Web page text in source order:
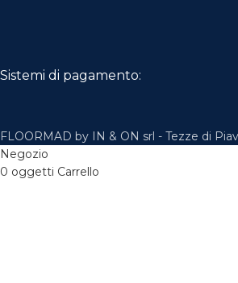
Sistemi di pagamento:
FLOORMAD by IN & ON srl - Tezze di
Negozio
0 oggetti Carrello